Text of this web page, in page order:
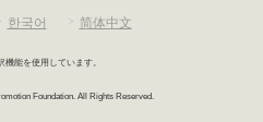
한국어 简体中文
機能を使用しています。
Foundation. All Rights Reserved.